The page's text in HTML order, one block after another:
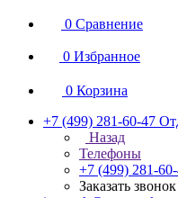
0 Сравнение
0 Избранное
0 Корзина
+7 (499) 281-60-47
Назад
Телефоны
+7 (499) 281-
Заказать звонок